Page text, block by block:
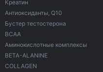
Креатин
Антиоксиданты, Q10
Бустер тестостерона
ВСАА
Аминокислотные комплексы
BETA-ALANINE
COLLAGEN